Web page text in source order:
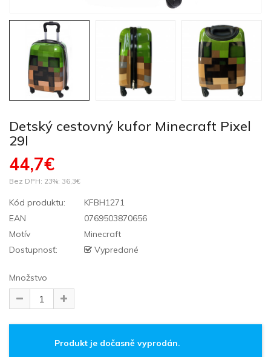
Detský cestovný kufor Minecraft Pixel
29l
44,7€
Bez DPH: 23%: 36,3€
Kód produktu:
KFBH1271
EAN
0769503870656
Motív
Minecraft
Dostupnosť:
Vypredané
Množstvo
Produkt je dočasně vyprodán.